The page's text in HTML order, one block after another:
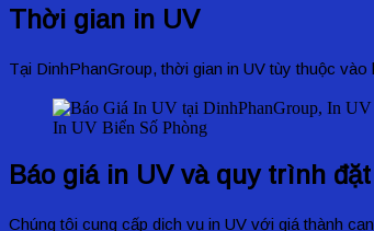
Thời gian in UV
Tại DinhPhanGroup, thời gian in UV tùy thuộc
In UV Biển Số Phòng
Báo giá in UV và quy trình
Chúng tôi cung cấp dịch vụ in UV với giá thành